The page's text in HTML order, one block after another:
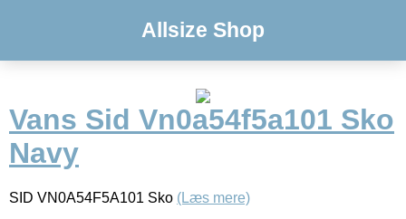
Allsize Shop
Vans Sid Vn0a54f5a101 Sko
Navy
SID VN0A54F5A101 Sko (Læs mere)